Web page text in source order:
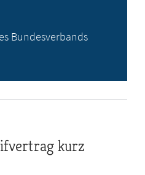
Bundesverbands
kurz